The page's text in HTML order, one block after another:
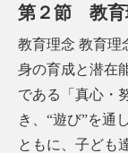
第２節 教育
教育理念 教育
身の育成と潜在
である「真心・
き、“遊び”を通
ともに、子ども